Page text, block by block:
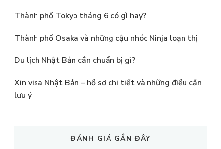
Thành phố Tokyo tháng 6 có gì hay?
Thành phố Osaka và những cậu nhóc Ninja loạn thị
Du lịch Nhật Bản cần chuẩn bị gì?
Xin visa Nhật Bản – hồ sơ chi tiết và những điều cần
lưu ý
ĐÁNH GIÁ GẦN ĐÂY